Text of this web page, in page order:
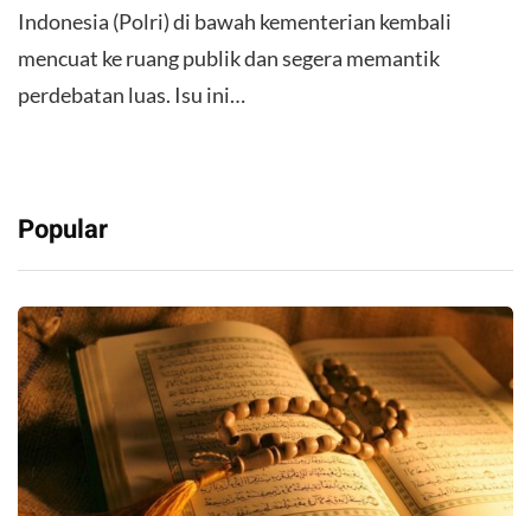
Indonesia (Polri) di bawah kementerian kembali
mencuat ke ruang publik dan segera memantik
perdebatan luas. Isu ini…
Popular